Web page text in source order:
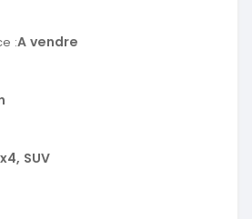
:A vendre
SUV